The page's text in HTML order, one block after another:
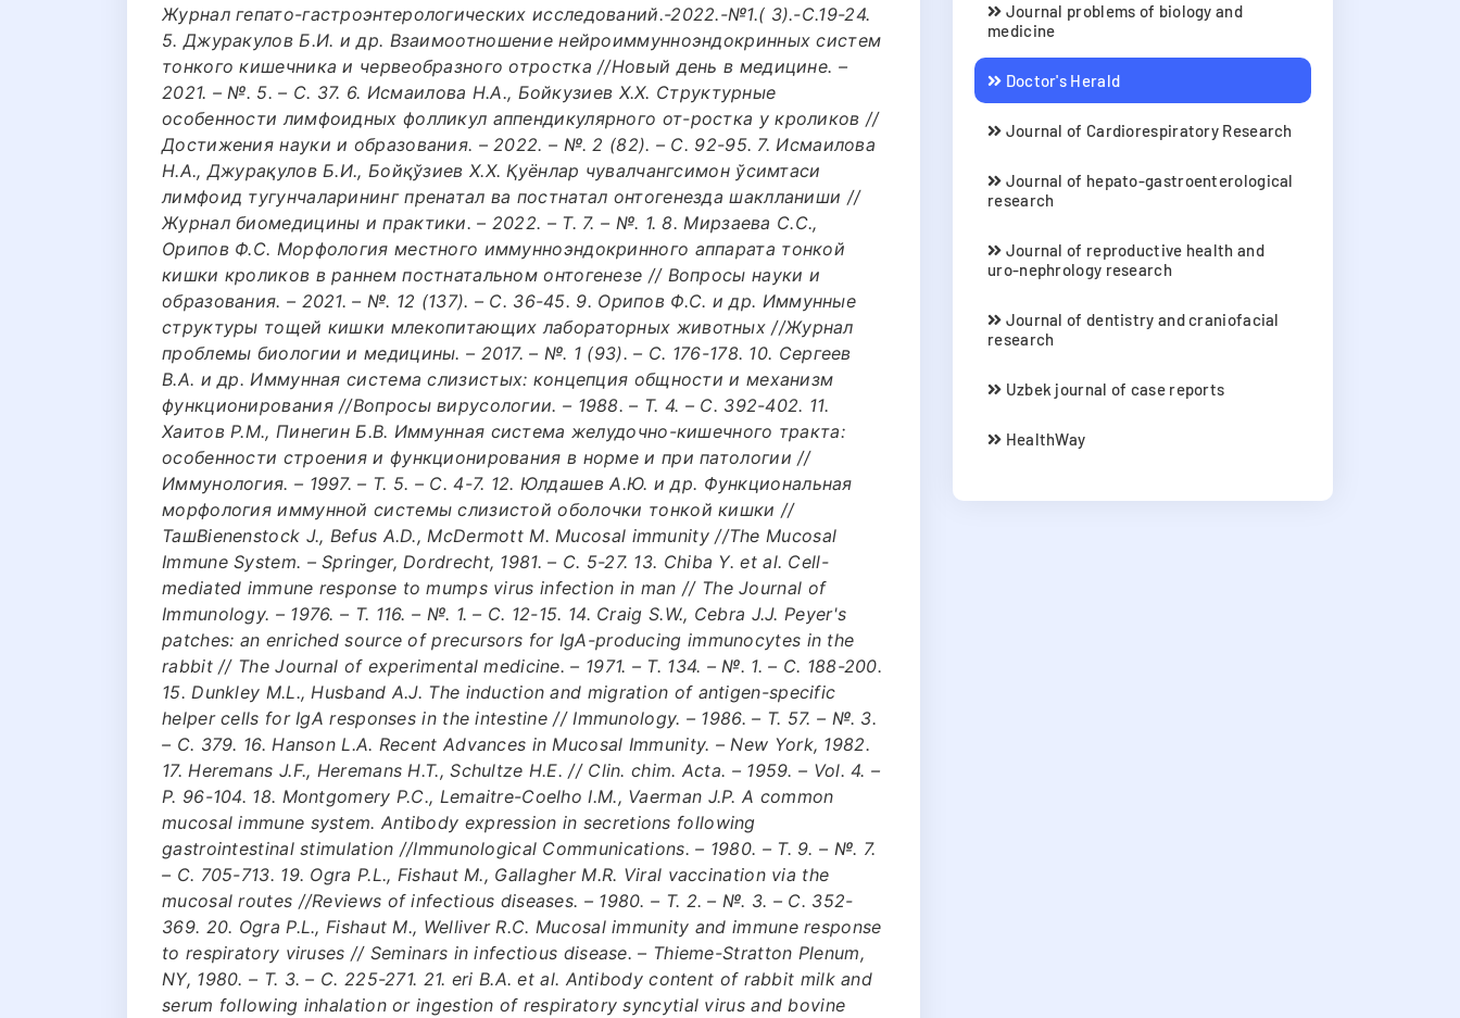
Журнал гепато-гастроэнтерологических исследований.-2022.-№1.( 3).-С.19-24.
5. Джуракулов Б.И. и др. Взаимоотношение нейроиммунноэндокринных систем
тонкого кишечника и червеобразного отростка //Новый день в медицине. –
2021. – №. 5. – С. 37. 6. Исмаилова Н.А., Бойкузиев Х.Х. Структурные
особенности лимфоидных фолликул аппендикулярного от-ростка у кроликов //
Достижения науки и образования. – 2022. – №. 2 (82). – С. 92-95. 7. Исмаилова
Н.А., Джурақулов Б.И., Бойқўзиев Х.Х. Қуёнлар чувалчангсимон ўсимтаси
лимфоид тугунчаларининг пренатал ва постнатал онтогенезда шаклланиши //
Журнал биомедицины и практики. – 2022. – Т. 7. – №. 1. 8. Мирзаева С.С.,
Орипов Ф.С. Морфология местного иммунноэндокринного аппарата тонкой
кишки кроликов в раннем постнатальном онтогенезе // Вопросы науки и
образования. – 2021. – №. 12 (137). – С. 36-45. 9. Орипов Ф.C. и др. Иммунные
структуры тощей кишки млекопитающих лабораторных животных //Журнал
проблемы биологии и медицины. – 2017. – №. 1 (93). – С. 176-178. 10. Сергеев
В.А. и др. Иммунная система слизистых: концепция общности и механизм
функционирования //Вопросы вирусологии. – 1988. – Т. 4. – С. 392-402. 11.
Хаитов Р.М., Пинегин Б.В. Иммунная система желудочно-кишечного тракта:
особенности строения и функционирования в норме и при патологии //
Иммунология. – 1997. – Т. 5. – С. 4-7. 12. Юлдашев А.Ю. и др. Функциональная
морфология иммунной системы слизистой оболочки тонкой кишки //
ТашBienenstock J., Befus A.D., McDermott M. Mucosal immunity //The Mucosal
Immune System. – Springer, Dordrecht, 1981. – С. 5-27. 13. Chiba Y. et al. Cell-
mediated immune response to mumps virus infection in man // The Journal of
Immunology. – 1976. – Т. 116. – №. 1. – С. 12-15. 14. Craig S.W., Cebra J.J. Peyer's
patches: an enriched source of precursors for IgA-producing immunocytes in the
rabbit // The Journal of experimental medicine. – 1971. – Т. 134. – №. 1. – С. 188-200.
15. Dunkley M.L., Husband A.J. The induction and migration of antigen-specific
helper cells for IgA responses in the intestine // Immunology. – 1986. – Т. 57. – №. 3.
– С. 379. 16. Hanson L.A. Recent Advances in Mucosal Immunity. – New York, 1982.
17. Heremans J.F., Heremans H.T., Schultze H.E. // Clin. chim. Acta. – 1959. – Vol. 4. –
P. 96-104. 18. Montgomery P.C., Lemaitre-Coelho I.M., Vaerman J.P. A common
mucosal immune system. Antibody expression in secretions following
gastrointestinal stimulation //Immunological Communications. – 1980. – Т. 9. – №. 7.
– С. 705-713. 19. Ogra P.L., Fishaut M., Gallagher M.R. Viral vaccination via the
mucosal routes //Reviews of infectious diseases. – 1980. – Т. 2. – №. 3. – С. 352-
369. 20. Ogra P.L., Fishaut M., Welliver R.C. Mucosal immunity and immune response
to respiratory viruses // Seminars in infectious disease. – Thieme-Stratton Plenum,
NY, 1980. – Т. 3. – С. 225-271. 21. eri B.A. et al. Antibody content of rabbit milk and
serum following inhalation or ingestion of respiratory syncytial virus and bovine
Journal problems of biology and
medicine
Doctor's Herald
Journal of Cardiorespiratory Research
Journal of hepato-gastroenterological
research
Journal of reproductive health and
uro-nephrology research
Journal of dentistry and craniofacial
research
Uzbek journal of case reports
HealthWay